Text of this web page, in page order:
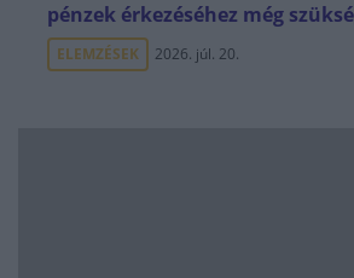
pénzek érkezéséhez még
ELEMZÉSEK 2026. júl. 20.